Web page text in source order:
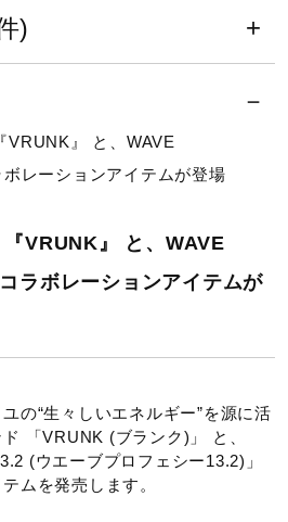
ックス等を考慮し少しゆとりを持
上のサイズをおすすめします。
ー×イエロー
革
)
VRUNK』 と、WAVE
ラボレーションアイテムが
の“生々しいエネルギー”を源に活
「VRUNK (ブランク)」 と、
(ウエーブプロフェシー13.2)」
ムを発売します。